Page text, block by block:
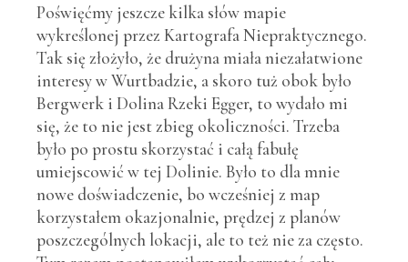
Poświęćmy jeszcze kilka słów mapie
wykreślonej przez Kartografa Niepraktycznego.
Tak się złożyło, że drużyna miała niezałatwione
interesy w Wurtbadzie, a skoro tuż obok było
Bergwerk i Dolina Rzeki Egger, to wydało mi
się, że to nie jest zbieg okoliczności. Trzeba
było po prostu skorzystać i całą fabułę
umiejscowić w tej Dolinie. Było to dla mnie
nowe doświadczenie, bo wcześniej z map
korzystałem okazjonalnie, prędzej z planów
poszczególnych lokacji, ale to też nie za często.